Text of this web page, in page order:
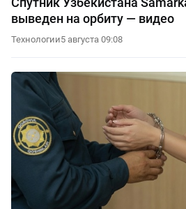
выведен на орбиту — видео
Технологии5 августа 09:08